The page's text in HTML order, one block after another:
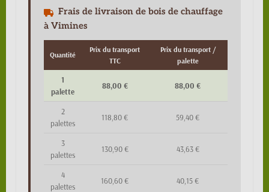
Frais de livraison de bois de chauffage
à Vimines
Quantité
Prix du transport
TTC
Prix du transport /
palette
1
palette
88,00 € 88,00 €
2
palettes
118,80 € 59,40 €
3
palettes
130,90 € 43,63 €
4
palettes
160,60 € 40,15 €